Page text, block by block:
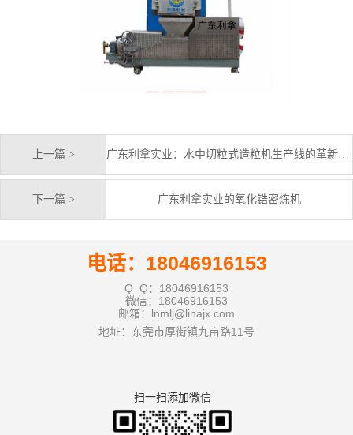
上一篇 > 广东利拿实业：水中切粒式造粒机生产线的革新与应用
下一篇 > 广东利拿实业的氧化锆密炼机
电话：18046916153
Q Q：18046916153
微信：18046916153
邮箱：lnmlj@linajx.com
地址：东莞市厚街镇九亩路11号
扫一扫添加微信